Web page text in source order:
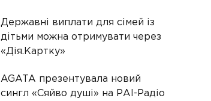
Державні виплати для сімей із
дітьми можна отримувати через
«Дія.Картку»
AGATA презентувала новий
сингл «Сяйво душі» на РАІ-Радіо